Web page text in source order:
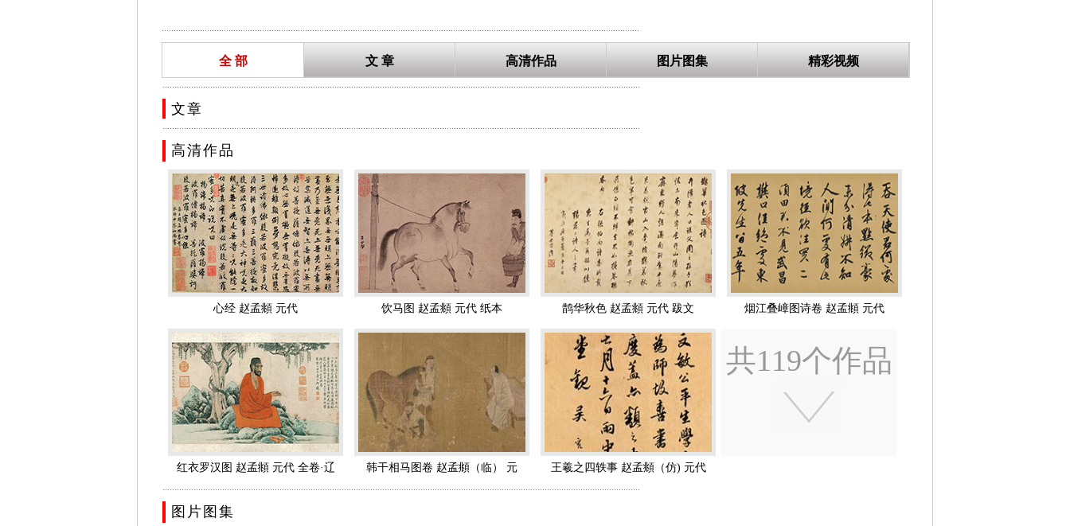
政治地位达到了一生中的顶峰。由于仁宗的青睐和赵氏艺术的出类拔萃，赵孟頫晚年名声显赫，“官居一品，名满天下”。
赵孟頫是一代书画大家，经历了矛盾复杂而荣华尴尬的一生，他作为南宋遗逸而出仕元朝，对此，史书上留下诸多争议。“薄其人遂薄其书”，贬低赵孟頫
的书风，根本原因是出自鄙薄赵孟頫的为人。尽管很多人因赵孟頫的仕元而对其画艺提出非难，但是将非艺术因素作为品评画家艺术水平高低的做法，是
不公正的。鉴于赵孟頫在美术与文化史上的成就，1987年，国际天文学会以赵孟頫的名字命名了水星环形山，以纪念他对人类文化史的贡献。散藏在日
本、美国等地的赵孟頫书画墨迹，都被人们视作珍品妥善保存。
赵孟頫博学多才，能诗善文，懂经济，工书法，精绘艺，擅金石，通律吕，解鉴赏。特别是书法和绘画成就最高，开创元代新画风，被称为“元人冠冕”。
在绘画上，山水、人物、花鸟、竹石、鞍马无所不能；工笔、写意、青绿、水墨，亦无所不精。他在我国书法史上已占有重要的地位。自五岁起，赵孟頫
就开始学书，几无间日，直至临死前犹观书作字，可谓对书法的酷爱达到情有独钟的地步。他善篆、隶、真、行、草书，尤以楷、行书著称于世，《元
史》本传讲，“孟頫篆籀分隶真行草无不冠绝古今，遂以书名天下”。元鲜于枢《困学斋集》称：“子昂篆，隶、真、行、颠草为当代第一，小楷又为子昂
诸书第一。”其书风遒媚、秀逸，结体严整、笔法圆熟、世称“赵体”。与颜真卿、柳公权、欧阳询并称为楷书“四大家”。[1]
赵孟頫传世书迹较多，代表作有《千字文》、《洛神赋》、《胆巴碑》、《归去来兮辞》、《兰亭十三跋》、《赤壁赋》、《道德经》、《仇锷墓碑铭》
等。著有《尚书注》、《松雪斋文集》12卷等。
一生历宋元之变
赵孟頫一生历宋元之变，仕隐两兼，他虽为贵胄，但生不逢时，青少年时期南宋王朝已如大厦将倾，他在坎坷忧患中度过。
他的父亲赵与告,官至户部侍郎兼知临安府浙西安抚使，善诗文，富收藏，给赵孟頫以很好的文化熏陶。但赵孟頫十一岁时父亲便去世了，家境每况愈
下，度日维艰。
宋灭亡后被元重用
宋灭亡后，归故乡闲居。元至元二十三年(1286年)行台恃御史程钜夫“奉诏搜访遗逸于江南”，赵孟頫等十余人，被推荐给元世祖忽必烈，初至京城，
赵孟頫立即受到元世祖的接见，元世祖赞赏其才貌，惊呼为“神仙中人”，给予种种礼遇，被任命为从五品官阶的兵部郎中，两年后任从四品的集贤直学
士。至元二十九年 (1292)出任济南路总管府事；在济南路总管任上，元贞元年(1295)，因元世祖去世，成宗需修《世祖实录》，赵孟頫乃被召回京城。
便借病乞归
闲情逸致与鲜于枢、仇远、戴表元、邓文原等四方才土聚于西子湖畔，谈艺论道，挥毫遣兴，过着与世无争的宁静生活。
被任命为集贤直学士
........................................................................................................................................................................................................
全 部 文 章 高清作品 图片图集 精彩视频
........................................................................................................................................................................................................
文章
........................................................................................................................................................................................................
高清作品
心经 赵孟頫 元代 饮马图 赵孟頫 元代 纸本 鹊华秋色 赵孟頫 元代 跋文 烟江叠嶂图诗卷 赵孟頫 元代
红衣罗汉图 赵孟頫 元代 全卷·辽
博
韩干相马图卷 赵孟頫（临） 元
代
王羲之四轶事 赵孟頫（仿) 元代
共119个作品
........................................................................................................................................................................................................
图片图集